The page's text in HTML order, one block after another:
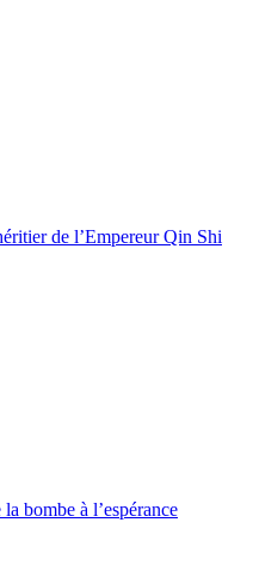
de l’Empereur Qin Shi
bombe à l’espérance